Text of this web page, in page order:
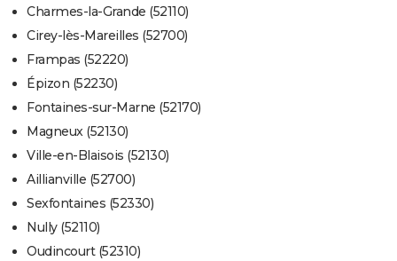
Charmes-la-Grande (52110)
Cirey-lès-Mareilles (52700)
Frampas (52220)
Épizon (52230)
Fontaines-sur-Marne (52170)
Magneux (52130)
Ville-en-Blaisois (52130)
Aillianville (52700)
Sexfontaines (52330)
Nully (52110)
Oudincourt (52310)